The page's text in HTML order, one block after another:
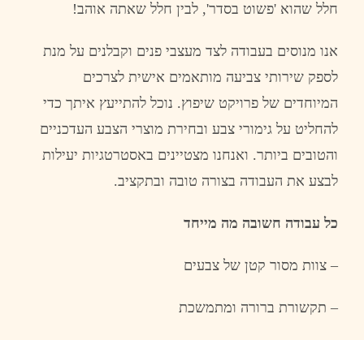
חלל שהוא 'פשוט בסדר',לבין חלל שאתה אוהב!
אנו מנוסים בעבודה לצד מעצבי פנים וקבלנים על מנת
לספק שירותי צביעה מותאמים אישית לצרכים
המיוחדים של פרויקט שיפוץ. נוכל להתייעץ איתך כדי
להחליט על גימורי צבע ובחירת מוצרי הצבע העדכניים
והטובים ביותר. ואנחנו מצטיינים באסטרטגיות יעילות
לבצע את העבודה בצורה טובה ובתקציב.
כל עבודה חשובה מה מייחד
–צוות מסור קטן של צבעים
– תקשורת ברורה ומתמשכת